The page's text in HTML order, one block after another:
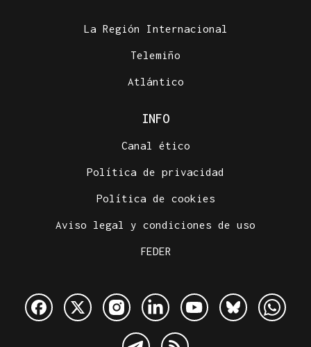
La Región Internacional
Telemiño
Atlántico
INFO
Canal ético
Política de privacidad
Política de cookies
Aviso legal y condiciones de uso
FEDER